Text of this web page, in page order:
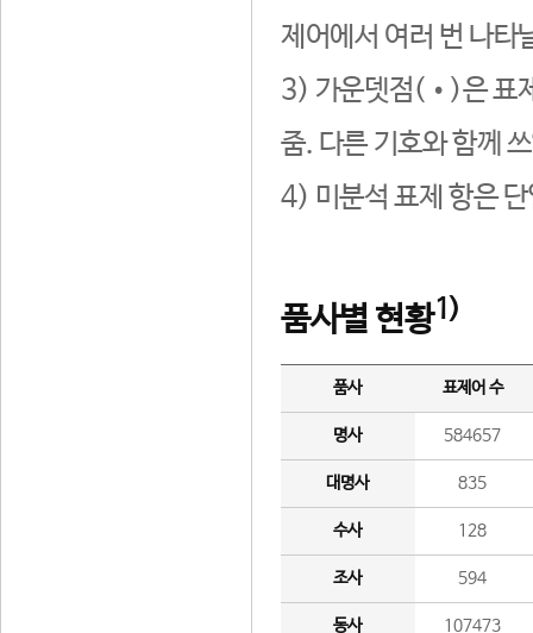
제어에서 여러 번 나타
3) 가운뎃점(•)은 표
줌. 다른 기호와 함께
4) 미분석 표제 항은
품사별 현황1)
품사 표제어 수
명사 584657
대명사 835
수사 128
조사 594
동사 107473